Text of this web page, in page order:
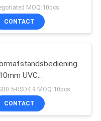
22
Lamp van
MOQ:10pcs
CONTACT
UVC
Licht
USD4.9 MOQ:10pcs
CONTACT